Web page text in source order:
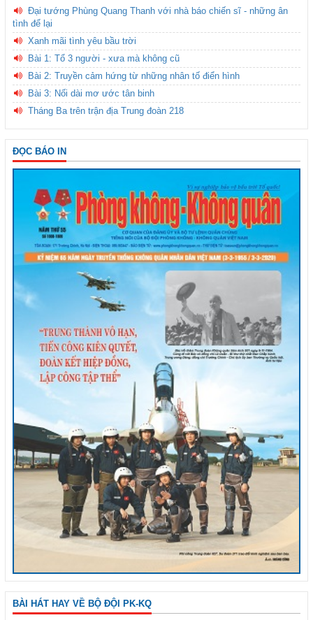
Đại tướng Phùng Quang Thanh với nhà báo chiến sĩ - những ân
tình để lại
Xanh mãi tình yêu bầu trời
Bài 1: Tổ 3 người - xưa mà không cũ
Bài 2: Truyền cảm hứng từ những nhân tố điển hình
Bài 3: Nối dài mơ ước tân binh
Tháng Ba trên trận địa Trung đoàn 218
ĐỌC BÁO IN
BÀI HÁT HAY VỀ BỘ ĐỘI PK-KQ